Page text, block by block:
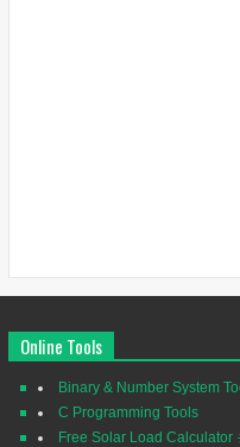
Online Tools
Binary & Number System
C Programming Tools
Free Solar Load Calculator